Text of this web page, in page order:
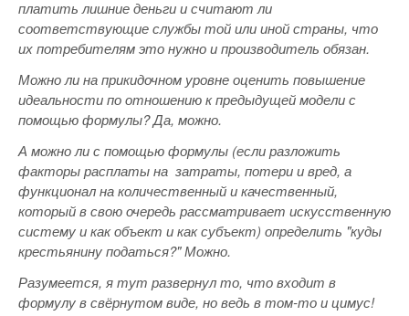
платить лишние деньги и считают ли
соответствующие службы той или иной страны, что
их потребителям это нужно и производитель обязан.
Можно ли на прикидочном уровне оценить повышение
идеальности по отношению к предыдущей модели с
помощью формулы? Да, можно.
А можно ли с помощью формулы (если разложить
факторы расплаты на затраты, потери и вред, а
функционал на количественный и качественный,
который в свою очередь рассматривает искусственную
систему и как объект и как субъект) определить "куды
крестьянину податься?" Можно.
Разумеется, я тут развернул то, что входит в
формулу в свёрнутом виде, но ведь в том-то и цимус!